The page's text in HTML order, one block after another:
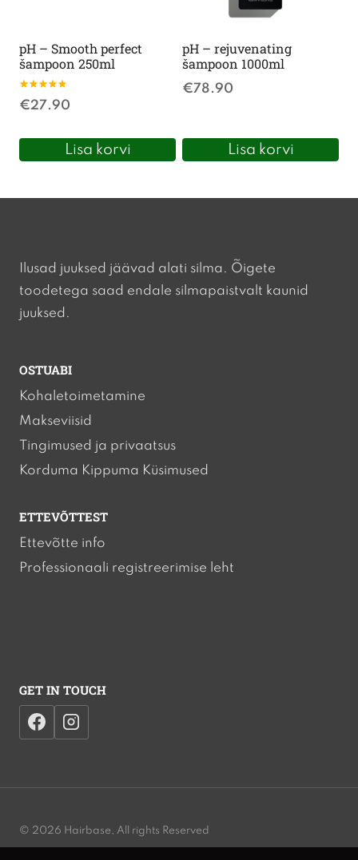
pH – Smooth perfect
šampoon 250ml
Hinnanguga
5.00
€27.90
Lisa korvi
pH – rejuvenating
šampoon 1000ml
€78.90
Lisa korvi
Ilusad juuksed jäävad alati silma. Õigete
toodetega saad endale silmapaistvalt kaunid
juuksed.
OSTUABI
Kohaletoimetamine
Makseviisid
Tingimused ja privaatsus
Korduma Kippuma Küsimused
ETTEVÕTTEST
Ettevõtte info
Professionaali registreerimise leht
GET IN TOUCH
© 2026 Hairbase, All rights Reserved